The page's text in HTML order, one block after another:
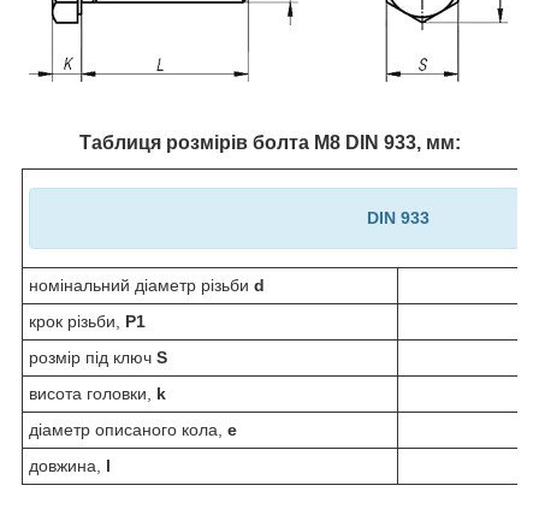
Таблиця розмірів болта М8 DIN 933, мм:
DIN 933
номінальний діаметр різьби d
крок різьби, P1
розмір під ключ S
висота головки, k
діаметр описаного кола, e
довжина, l